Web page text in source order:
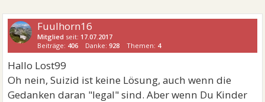
Fuulhorn16
Mitglied seit: 17.07.2017
Beiträge: 406 Danke:928 Themen: 4
Hallo Lost99
Oh nein, Suizid ist keine Lösung, auch wenn die
Gedanken daran "legal" sind. Aber wenn Du Kinder